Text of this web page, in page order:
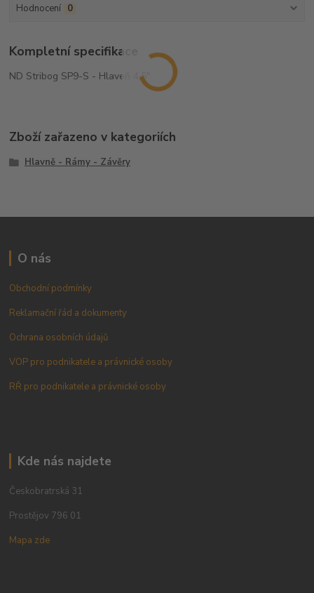
Hodnocení 0
Kompletní specifikace
ND Stribog SP9-S - Hlaveň 4,5"
Zboží zařazeno v kategoriích
Hlavně - Rámy - Závěry
O nás
Obchodní podmínky
Reklamační řád a dokumenty
Ochrana osobních údajů
VOP pro podnikatele a právnické osoby
RŘ pro podnikatele a právnické osoby
Kde nás najdete
Českobratrská 31
Prostějov 796 01
Mapa zde